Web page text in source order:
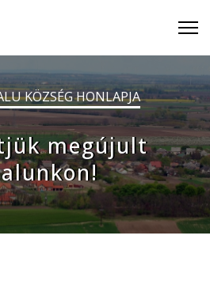
KÖZSÉG HONLAPJA
megújult